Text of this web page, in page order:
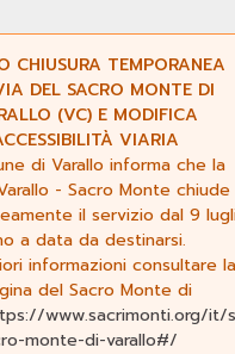
CHIUSURA TEMPORANEA
DEL SACRO MONTE DI
(VC) E MODIFICA
VIARIA
di Varallo informa che la
- Sacro Monte chiude
il servizio dal 9
a data da destinarsi.
informazioni consultare la
del Sacro Monte di
www.sacrimonti.org/it/
monte-di-varallo#/